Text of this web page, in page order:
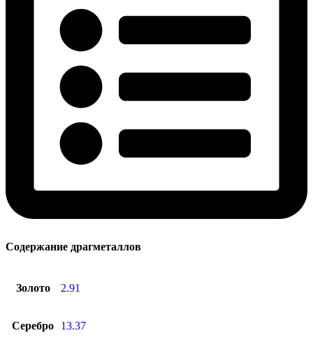
Содержание драгметаллов
Золото 2.91
Серебро 13.37